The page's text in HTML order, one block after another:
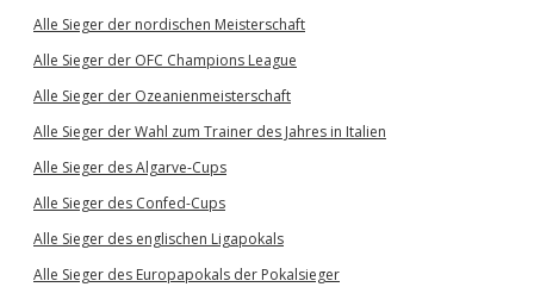
Alle Sieger der nordischen Meisterschaft
Alle Sieger der OFC Champions League
Alle Sieger der Ozeanienmeisterschaft
Alle Sieger der Wahl zum Trainer des Jahres in Italien
Alle Sieger des Algarve-Cups
Alle Sieger des Confed-Cups
Alle Sieger des englischen Ligapokals
Alle Sieger des Europapokals der Pokalsieger